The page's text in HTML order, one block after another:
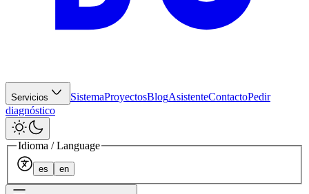
Servicios SistemaProyectosBlogAsistenteContactoPedir
diagnóstico
Idioma / Language
es en